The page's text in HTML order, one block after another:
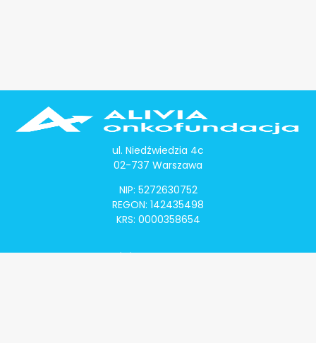
ul. Niedźwiedzia 4c
02-737 Warszawa
NIP: 5272630752
REGON: 142435498
KRS: 0000358654
Alivia Onkomapa